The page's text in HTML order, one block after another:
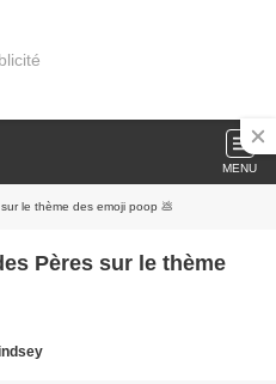
MENU
le thème des emoji poop 💩
Pères sur le thème